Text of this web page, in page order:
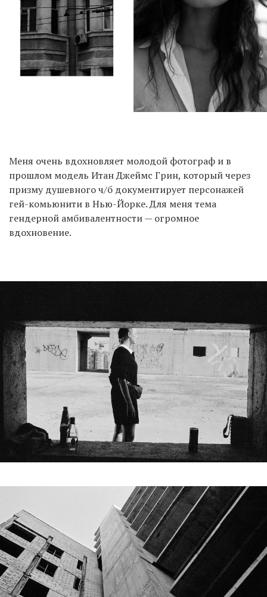
Меня очень вдохновляет молодой фотограф и в
прошлом модель Итан Джеймс Грин, который через
призму душевного ч/б документирует персонажей
гей-комьюнити в Нью-Йорке. Для меня тема
гендерной амбивалентности — огромное
вдохновение.